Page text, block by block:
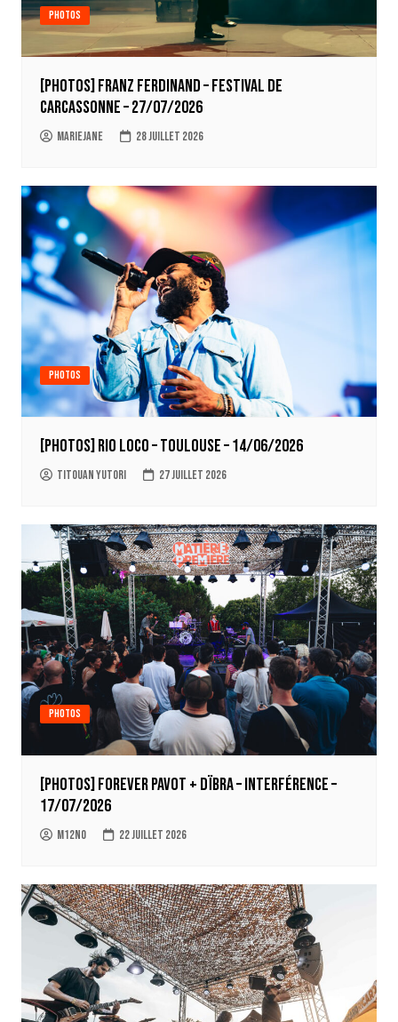
Photos
[Photos] Franz Ferdinand – Festival de
Carcassonne – 27/07/2026
Mariejane 28 juillet 2026
Photos
[PHOTOS] RIO LOCO – Toulouse – 14/06/2026
Titouan Yutori 27 juillet 2026
Photos
[Photos] Forever Pavot + Dïbra – Interférence –
17/07/2026
m12no 22 juillet 2026